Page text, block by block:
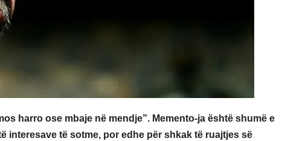
harro ose mbaje në mendje”. Memento-ja është shumë e
interesave të sotme, por edhe për shkak të ruajtjes së